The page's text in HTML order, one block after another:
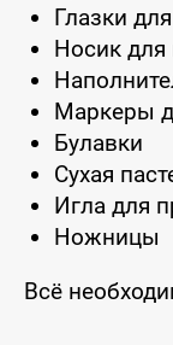
Глазки
Носик для
Маркеры
Булавки
Сухая
Игла для
Ножницы
Всё